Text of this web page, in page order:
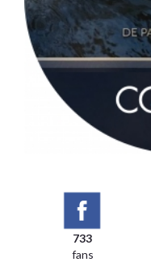
733
fans